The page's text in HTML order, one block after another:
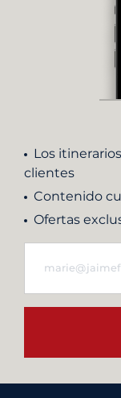
Los
clientes
Contenido
Ofertas